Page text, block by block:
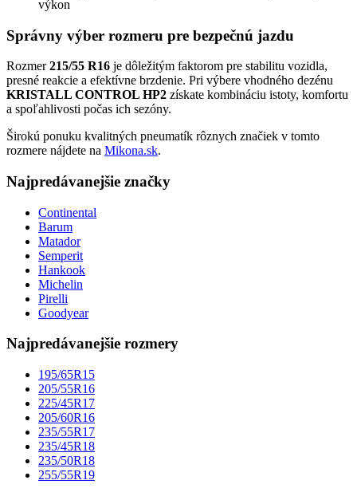
výkon
Správny výber rozmeru pre bezpečnú jazdu
Rozmer215/55 R16 je dôležitým faktorom pre stabilitu vozidla,
presné reakcie a efektívne brzdenie. Pri výbere vhodného dezénu
KRISTALL CONTROL HP2 získate kombináciu istoty, komfortu
a spoľahlivosti počas ich sezóny.
Širokú ponuku kvalitných pneumatík rôznych značiek v tomto
rozmere nájdete na Mikona.sk.
Najpredávanejšie značky
Continental
Barum
Matador
Semperit
Hankook
Michelin
Pirelli
Goodyear
Najpredávanejšie rozmery
195/65R15
205/55R16
225/45R17
205/60R16
235/55R17
235/45R18
235/50R18
255/55R19